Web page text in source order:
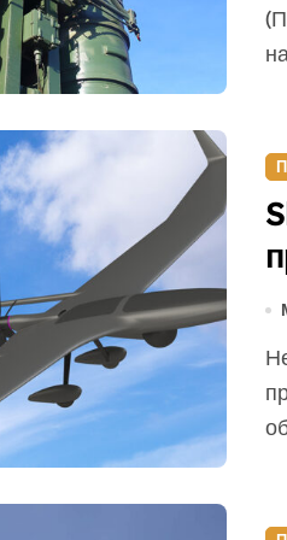
Несколько взрывов прозвучало над Ярославлем. По